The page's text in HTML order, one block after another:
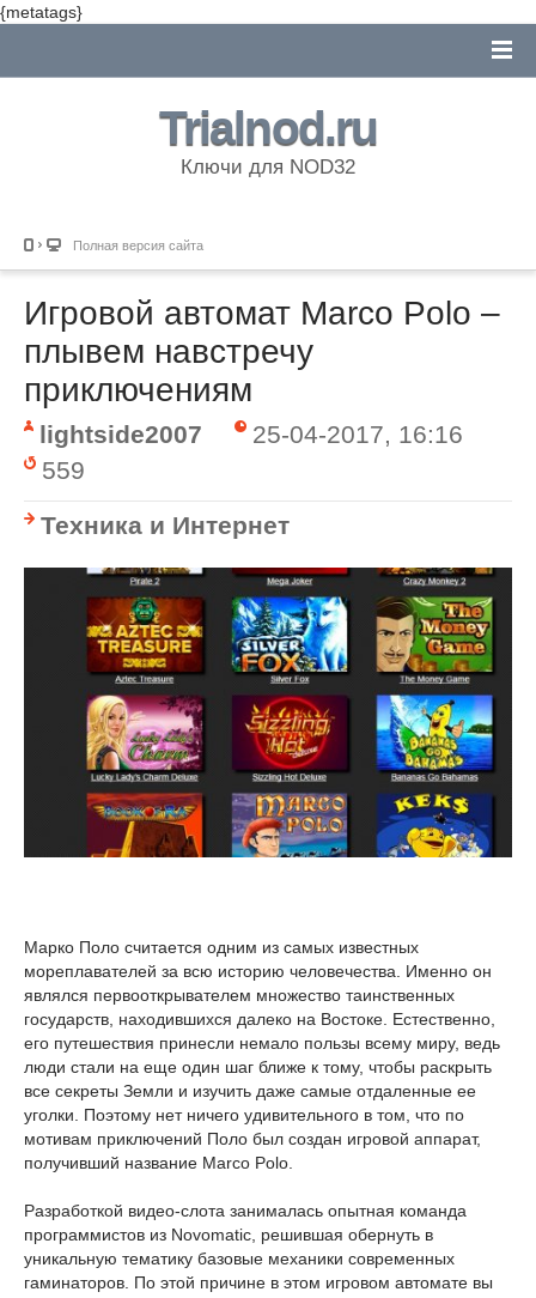
{metatags}
Trialnod.ru
Ключи для NOD32
Полная версия сайта
Игровой автомат Marco Polo –
плывем навстречу
приключениям
lightside2007
25-04-2017, 16:16
559
Техника и Интернет
Марко Поло считается одним из самых известных
мореплавателей за всю историю человечества. Именно он
являлся первооткрывателем множество таинственных
государств, находившихся далеко на Востоке. Естественно,
его путешествия принесли немало пользы всему миру, ведь
люди стали на еще один шаг ближе к тому, чтобы раскрыть
все секреты Земли и изучить даже самые отдаленные ее
уголки. Поэтому нет ничего удивительного в том, что по
мотивам приключений Поло был создан игровой аппарат,
получивший название Marco Polo.
Разработкой видео-слота занималась опытная команда
программистов из Novomatic, решившая обернуть в
уникальную тематику базовые механики современных
гаминаторов. По этой причине в этом игровом автомате вы